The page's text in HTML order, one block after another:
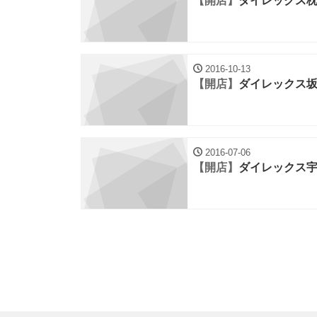
2016-10-13
【開店】 ダイレックス
2016-07-06
【開店】 ダイレックス